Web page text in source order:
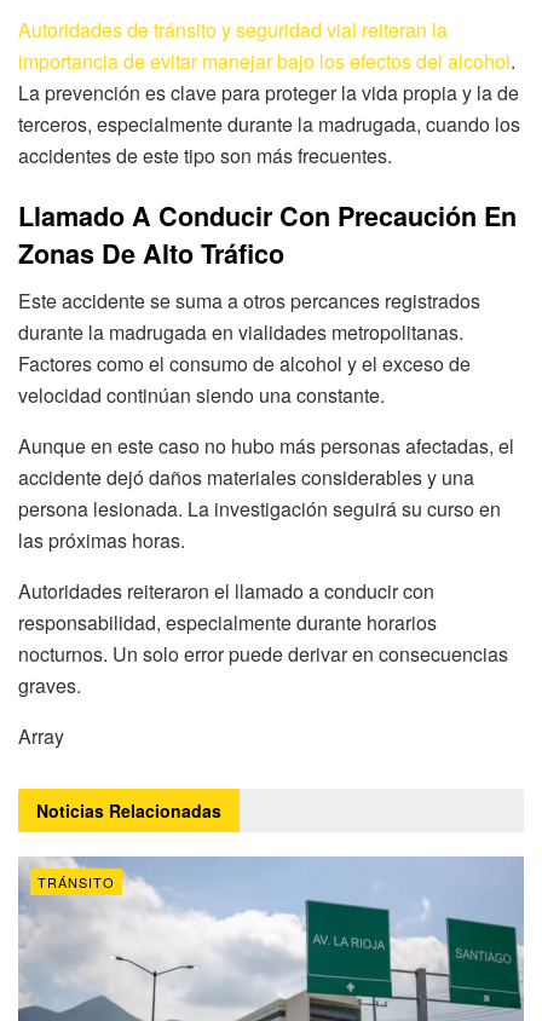
Autoridades de tránsito y seguridad vial reiteran la
importancia de evitar manejar bajo los efectos del alcohol.
La prevención es clave para proteger la vida propia y la de
terceros, especialmente durante la madrugada, cuando los
accidentes de este tipo son más frecuentes.
Llamado A Conducir Con Precaución En
Zonas De Alto Tráfico
Este accidente se suma a otros percances registrados
durante la madrugada en vialidades metropolitanas.
Factores como el consumo de alcohol y el exceso de
velocidad continúan siendo una constante.
Aunque en este caso no hubo más personas afectadas, el
accidente dejó daños materiales considerables y una
persona lesionada. La investigación seguirá su curso en
las próximas horas.
Autoridades reiteraron el llamado a conducir con
responsabilidad, especialmente durante horarios
nocturnos. Un solo error puede derivar en consecuencias
graves.
Array
Noticias Relacionadas
TRÁNSITO